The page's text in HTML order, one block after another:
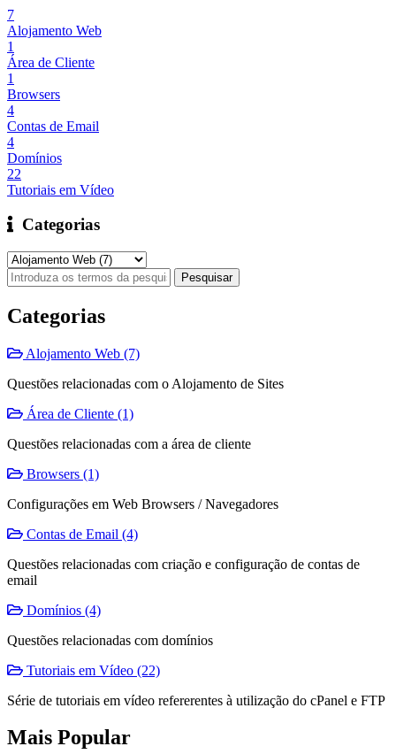
7
Alojamento Web
1
Área de Cliente
1
Browsers
4
Contas de Email
4
Domínios
22
Tutoriais em Vídeo
Categorias
Categorias
Alojamento Web (7)
Questões relacionadas com o Alojamento de Sites
Área de Cliente (1)
Questões relacionadas com a área de cliente
Browsers (1)
Configurações em Web Browsers / Navegadores
Contas de Email (4)
Questões relacionadas com criação e configuração de contas de
email
Domínios (4)
Questões relacionadas com domínios
Tutoriais em Vídeo (22)
Série de tutoriais em vídeo refererentes à utilização do cPanel e FTP
Mais Popular